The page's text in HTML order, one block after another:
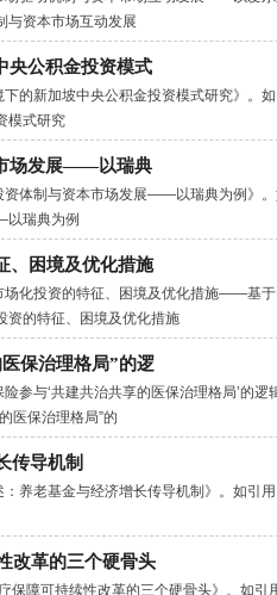
资本市场互动发展
央公积金投资模式
的新加坡中央公积金投资模式研究》。
模式研究
场发展——以瑞典
体制与资本市场发展——以瑞典为例》
瑞典为例
、困境及优化措施
化投资的特征、困境及优化措施——基
的特征、困境及优化措施
保治理格局”的逻
参与‘共建共治共享的医保治理格局’的
医保治理格局”的
传导机制
养老基金与经济增长传导机制》。如引
改革的三个硬骨头
保障可持续性改革的三个硬骨头》。如引